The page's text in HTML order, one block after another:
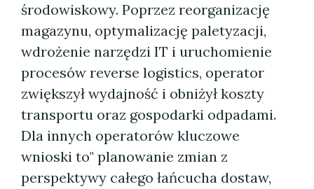
środowiskowy. Poprzez reorganizację
magazynu, optymalizację paletyzacji,
wdrożenie narzędzi IT i uruchomienie
procesów reverse logistics, operator
zwiększył wydajność i obniżył koszty
transportu oraz gospodarki odpadami.
Dla innych operatorów kluczowe
wnioski to" planowanie zmian z
perspektywy całego łańcucha dostaw,